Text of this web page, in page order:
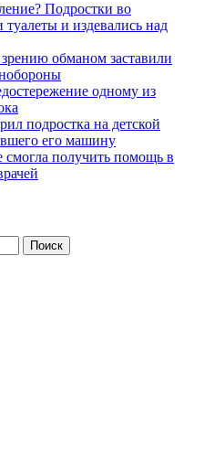
Подростки во
и издевались над
обманом заставили
одному из
подростка на детской
его машину
получить помощь в